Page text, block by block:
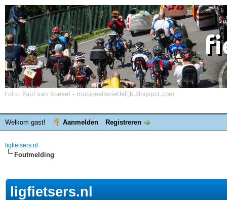
Welkom gast! Aanmelden Registreren
ligfietsers.nl
Foutmelding
ligfietsers.nl